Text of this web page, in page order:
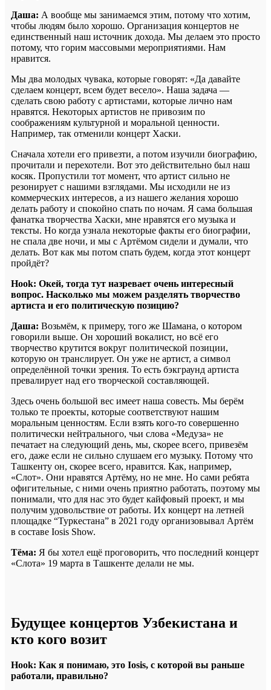
Даша: А вообще мы занимаемся этим, потому что хотим,
чтобы людям было хорошо. Организация концертов не
единственный наш источник дохода. Мы делаем это просто
потому, что горим массовыми мероприятиями. Нам
нравится.
Мы два молодых чувака, которые говорят: «Да давайте
сделаем концерт, всем будет весело». Наша задача —
сделать свою работу с артистами, которые лично нам
нравятся. Некоторых артистов не привозим по
соображениям культурной и моральной ценности.
Например, так отменили концерт Хаски.
Сначала хотели его привезти, а потом изучили биографию,
прочитали и перехотели. Вот это действительно был наш
косяк. Пропустили тот момент, что артист сильно не
резонирует с нашими взглядами. Мы исходили не из
коммерческих интересов, а из нашего желания хорошо
делать работу и спокойно спать по ночам. Я сама большая
фанатка творчества Хаски, мне нравятся его музыка и
тексты. Но когда узнала некоторые факты его биографии,
не спала две ночи, и мы с Артёмом сидели и думали, что
делать. Вот как мы потом спать будем, когда этот концерт
пройдёт?
Hook: Окей, тогда тут назревает очень интересный
вопрос. Насколько мы можем разделять творчество
артиста и его политическую позицию?
Даша: Возьмём, к примеру, того же Шамана, о котором
говорили выше. Он хороший вокалист, но всё его
творчество крутится вокруг политической позиции,
которую он транслирует. Он уже не артист, а символ
определённой точки зрения. То есть бэкграунд артиста
превалирует над его творческой составляющей.
Здесь очень большой вес имеет наша совесть. Мы берём
только те проекты, которые соответствуют нашим
моральным ценностям. Если взять кого-то совершенно
политически нейтрального, чьи слова «Медуза» не
печатает на следующий день, мы, скорее всего, привезём
его, даже если не сильно слушаем его музыку. Потому что
Ташкенту он, скорее всего, нравится. Как, например,
«Слот». Они нравятся Артёму, но не мне. Но сами ребята
офигительные, с ними очень приятно работать, поэтому мы
понимали, что для нас это будет кайфовый проект, и мы
получим удовольствие от работы. Их концерт на летней
площадке “Туркестана” в 2021 году организовывал Артём
в составе Iosis Show.
Тёма: Я бы хотел ещё проговорить, что последний концерт
«Слота» 19 марта в Ташкенте делали не мы.
Будущее концертов Узбекистана и
кто кого возит
Hook: Как я понимаю, это Iosis, с которой вы раньше
работали, правильно?